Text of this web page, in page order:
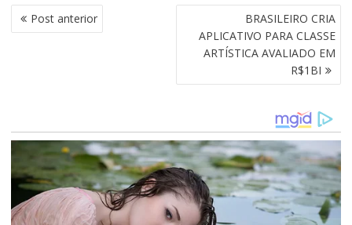
N
A
Ã
O
D
E
P
O
Post anterior
BRASILEIRO CRIA
APLICATIVO PARA CLASSE
ARTÍSTICA AVALIADO EM
R$1BI